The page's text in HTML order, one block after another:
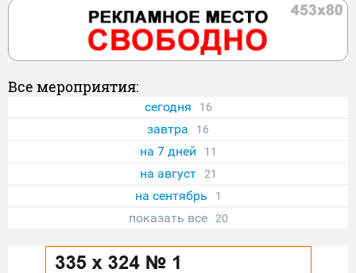
Все мероприятия:
сегодня 16
завтра 16
на 7 дней 11
на август 21
на сентябрь 1
показать все 20